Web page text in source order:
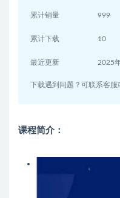
累计销量 999
累计下载 10
最近更新 2025
下载遇到问题？可联系客服
课程简介：